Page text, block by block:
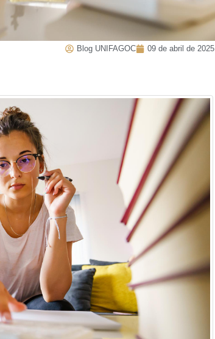
Blog UNIFAGOC 09 de abril de 2025